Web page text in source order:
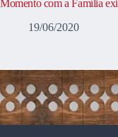
Momento com a Família
19/06/2020